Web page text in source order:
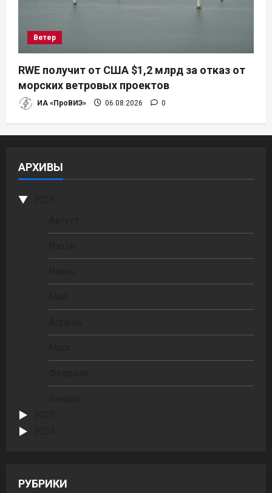
Ветер
RWE получит от США $1,2 млрд за отказ от
морских ветровых проектов
ИА «ПроВИЭ» 06.08.2026 0
АРХИВЫ
РУБРИКИ